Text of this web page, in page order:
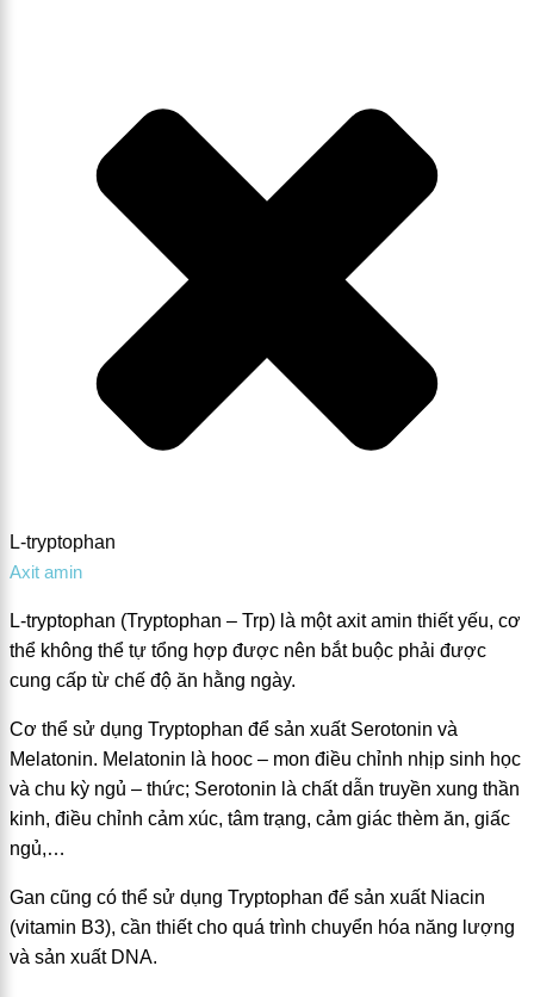
L-tryptophan
Axit amin
L-tryptophan (Tryptophan – Trp) là một axit amin thiết yếu, cơ
thể không thể tự tổng hợp được nên bắt buộc phải được
cung cấp từ chế độ ăn hằng ngày.
Cơ thể sử dụng Tryptophan để sản xuất Serotonin và
Melatonin. Melatonin là hooc – mon điều chỉnh nhịp sinh học
và chu kỳ ngủ – thức; Serotonin là chất dẫn truyền xung thần
kinh, điều chỉnh cảm xúc, tâm trạng, cảm giác thèm ăn, giấc
ngủ,…
Gan cũng có thể sử dụng Tryptophan để sản xuất Niacin
(vitamin B3), cần thiết cho quá trình chuyển hóa năng lượng
và sản xuất DNA.